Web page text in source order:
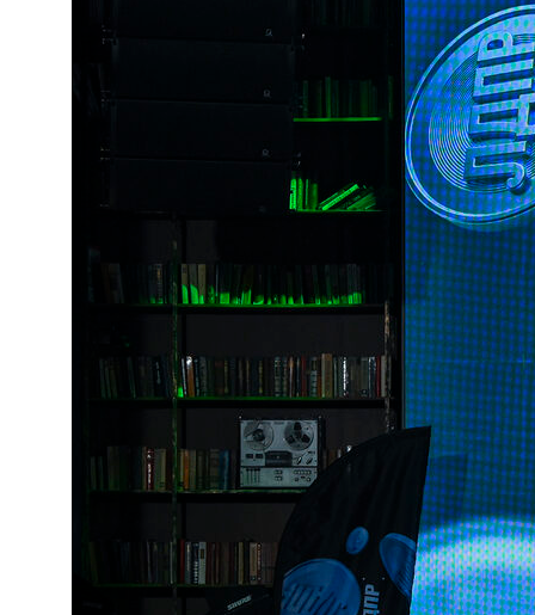
Полезные ссылки
Социальные сети
Как вступить?
Контактный телефон
Политика обработки персональных данных
Электронная почта
соглашаетесь с политикой обработки
РАКИБ © 2021 - 2024, Все права защищены.
8 (499) 390-20-09
info@racib.com